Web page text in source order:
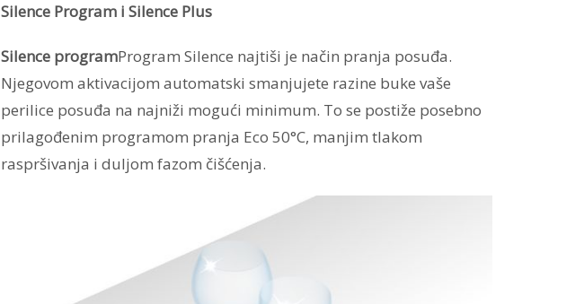
Silence Program i Silence Plus
Silence programProgram Silence najtiši je način pranja posuđa.
Njegovom aktivacijom automatski smanjujete razine buke vaše
perilice posuđa na najniži mogući minimum. To se postiže posebno
prilagođenim programom pranja Eco 50°C, manjim tlakom
raspršivanja i duljom fazom čišćenja.